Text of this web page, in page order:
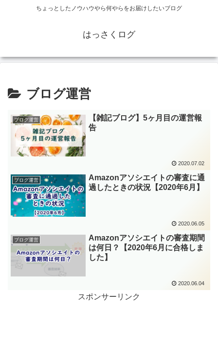
ちょっとしたノウハウやら何やらをお届けしたいブログ
はっさくログ
ブログ運営
ブログ運営
【雑記ブログ】5ヶ月目の運営報
告
2020.07.02
ブログ運営
Amazonアソシエイトの審査に通
過したときの状況【2020年6月】
2020.06.05
ブログ運営
Amazonアソシエイトの審査期間
は何日？【2020年6月に合格しま
した】
2020.06.04
スポンサーリンク